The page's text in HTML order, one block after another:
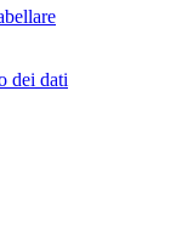
dei dati